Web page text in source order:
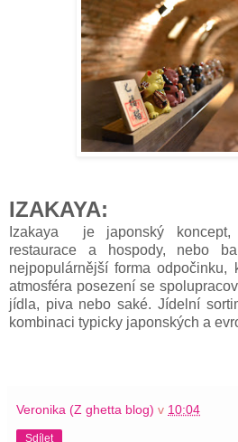
IZAKAYA:
Izakaya
je japonský koncept,
restaurace a hospody, nebo
nejpopulárnější forma odpočinku,
atmosféra posezení se
jídla, piva nebo saké. Jídelní
kombinaci typicky japonských a
Veronika (Z ghetta blog) v 10:04
Sdílet